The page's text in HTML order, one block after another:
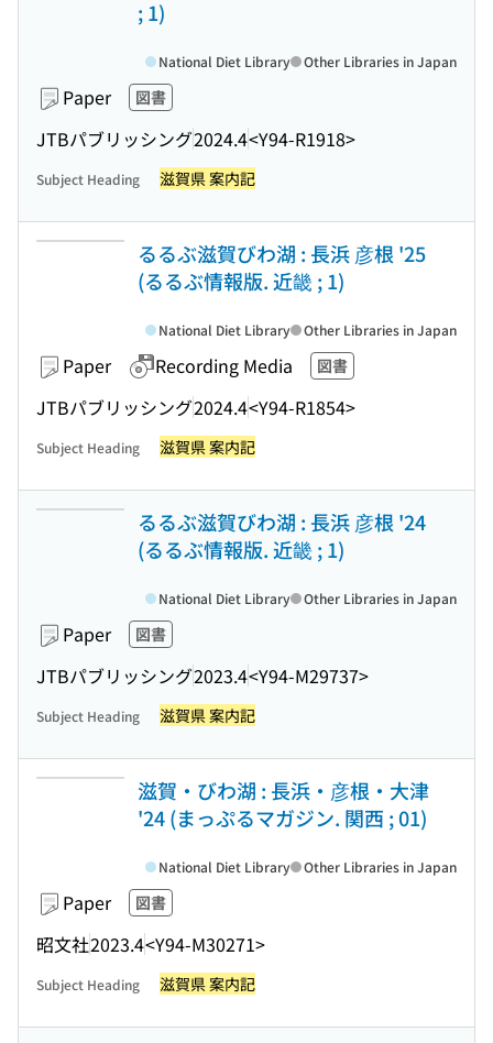
; 1)
Paper 図書
JTBパブリッシング2024.4<Y94-R1918>
National Diet Library Other Libraries in Japan
Subject Heading 滋賀県 案内記
るるぶ滋賀びわ湖 : 長浜 彦根 '25
(るるぶ情報版. 近畿 ; 1)
Paper Recording Media 図書
JTBパブリッシング2024.4<Y94-R1854>
National Diet Library Other Libraries in Japan
Subject Heading 滋賀県 案内記
るるぶ滋賀びわ湖 : 長浜 彦根 '24
(るるぶ情報版. 近畿 ; 1)
Paper 図書
JTBパブリッシング2023.4<Y94-M29737>
National Diet Library Other Libraries in Japan
Subject Heading 滋賀県 案内記
滋賀・びわ湖 : 長浜・彦根・大津
'24 (まっぷるマガジン. 関西 ; 01)
Paper 図書
昭文社2023.4<Y94-M30271>
National Diet Library Other Libraries in Japan
Subject Heading 滋賀県 案内記